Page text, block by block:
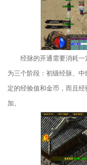
经脉的开通需要消耗
为三个阶段：初级经脉、
定的经验值和金币，而且
加。